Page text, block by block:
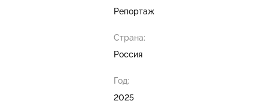
Репортаж
Страна:
Россия
Год:
2025